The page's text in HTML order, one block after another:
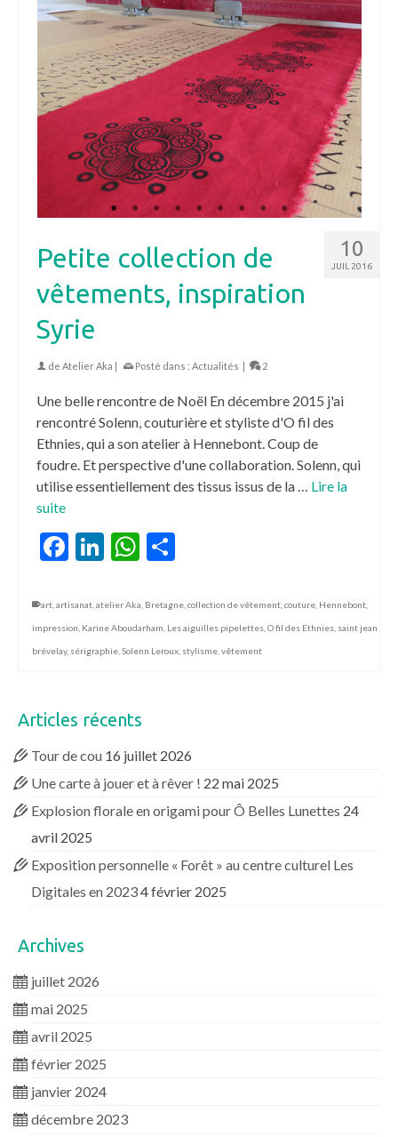
10
JUIL 2016
Petite collection de
vêtements, inspiration
Syrie
de Atelier Aka | Posté dans : Actualités | 2
Une belle rencontre de Noël En décembre 2015 j'ai
rencontré Solenn, couturière et styliste d'O fil des
Ethnies, qui a son atelier à Hennebont. Coup de
foudre. Et perspective d'une collaboration. Solenn, qui
utilise essentiellement des tissus issus de la … Lire la
suite
Facebook
LinkedIn
WhatsApp
art artisanat atelier Aka Bretagne collection de vêtement couture Hennebont
impression Karine Aboudarham Les aiguilles pipelettes O fil des Ethnies saint jean
brévelay, sérigraphie Solenn Leroux stylisme vêtement
Articles récents
Tour de cou 16 juillet 2026
Une carte à jouer et à rêver ! 22 mai 2025
Explosion florale en origami pour Ô Belles Lunettes 24
avril 2025
Exposition personnelle « Forêt » au centre culturel Les
Digitales en 20234 février 2025
Archives
juillet 2026
mai 2025
avril 2025
février 2025
janvier 2024
décembre 2023